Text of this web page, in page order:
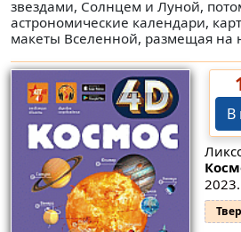
звездами, Солнцем и Луной,
астрономические календари,
макеты Вселенной, размещая на
В